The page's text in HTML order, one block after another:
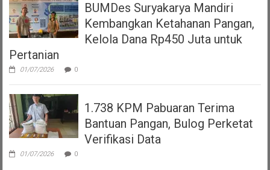
BUMDes Suryakarya Mandiri
Kembangkan Ketahanan Pangan,
Kelola Dana Rp450 Juta untuk
Pertanian
01/07/2026 0
1.738 KPM Pabuaran Terima
Bantuan Pangan, Bulog Perketat
Verifikasi Data
01/07/2026 0